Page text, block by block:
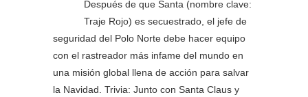
Después de que Santa (nombre clave:
Traje Rojo) es secuestrado, el jefe de
seguridad del Polo Norte debe hacer equipo
con el rastreador más infame del mundo en
una misión global llena de acción para salvar
la Navidad. Trivia: Junto con Santa Claus y